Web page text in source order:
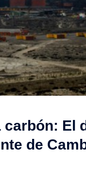
El
de